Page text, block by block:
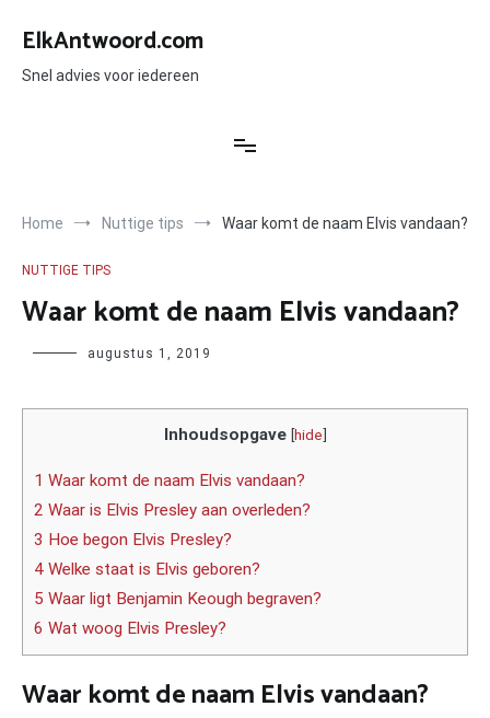
naar
inhoud
ElkAntwoord.com
Snel advies voor iedereen
Home Nuttige tips Waar komt de naam Elvis vandaan?
NUTTIGE TIPS
Waar komt de naam Elvis vandaan?
Author augustus 1, 2019
Inhoudsopgave [hide]
1 Waar komt de naam Elvis vandaan?
2 Waar is Elvis Presley aan overleden?
3 Hoe begon Elvis Presley?
4 Welke staat is Elvis geboren?
5 Waar ligt Benjamin Keough begraven?
6 Wat woog Elvis Presley?
Waar komt de naam Elvis vandaan?